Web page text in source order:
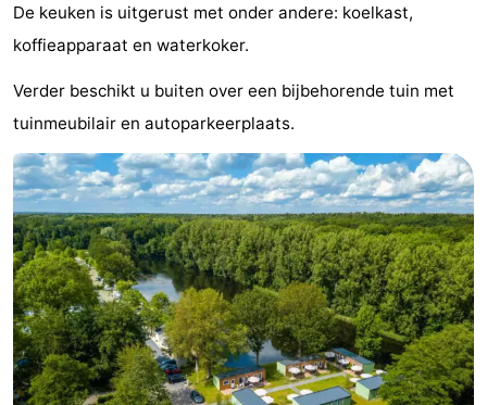
Amsterdamse
Spaarnwoude
Last
Attracties
Zien
&
doen
Bezienswaardigheden
-
Musea
-
Monumenten
-
De keuken is uitgerust met onder andere: koelkast,
koffieapparaat en waterkoker.
Verder beschikt u buiten over een bijbehorende tuin met
tuinmeubilair en autoparkeerplaats.